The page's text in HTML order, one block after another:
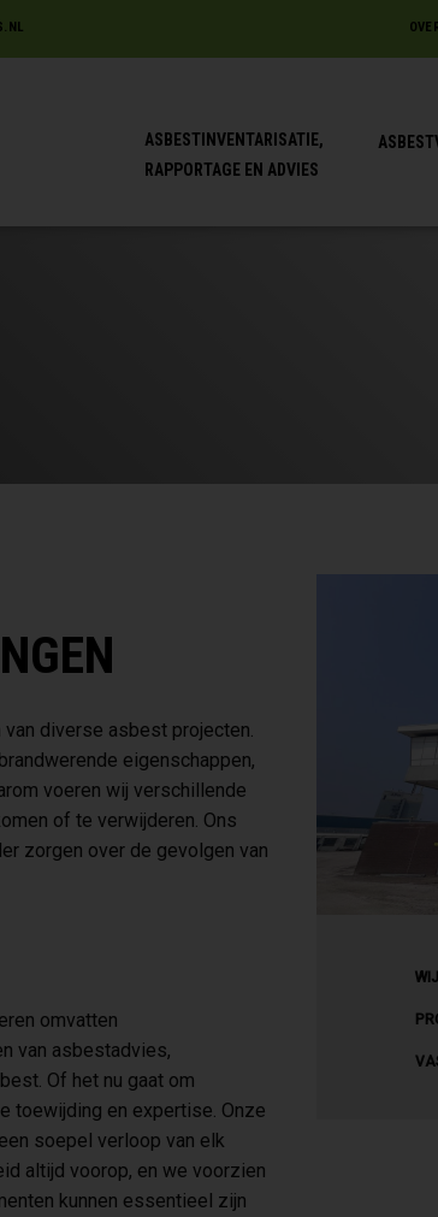
ASBESTINVENTARISATIE,
RAPPORTAGE EN ADVIES
diverse asbest projecten.
eigenschappen,
voeren wij verschillende
of te verwijderen. Ons
zorgen over de gevolgen van
omvatten
van asbestadvies,
Of het nu gaat om
toewijding en expertise. Onze
soepel verloop van elk
altijd voorop, en we voorzien
kunnen essentieel zijn